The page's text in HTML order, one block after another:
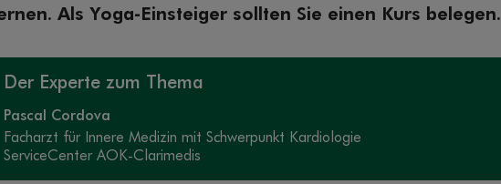
Als Yoga-Einsteiger sollten Sie einen Kurs belegen.
Der Experte zum Thema
Pascal Cordova
Facharzt für Innere Medizin mit Schwerpunkt Kardiologie
ServiceCenter AOK-Clarimedis